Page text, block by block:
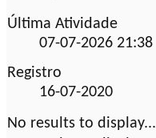
Última Atividade
07-07-2026 21:38
Registro
16-07-2020
No results to display...